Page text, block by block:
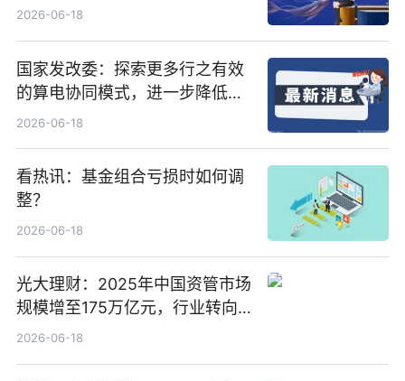
置、纯水冷却单元和特种换热器
2026-06-18
国家发改委：探索更多行之有效
的算电协同模式，进一步降低网
络传输时延_最资讯
2026-06-18
看热讯：基金组合亏损时如何调
整？
2026-06-18
光大理财：2025年中国资管市场
规模增至175万亿元，行业转向
“量质并重”
2026-06-18